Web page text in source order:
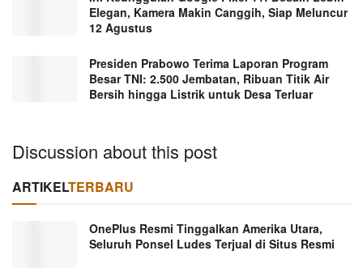
Elegan, Kamera Makin Canggih, Siap Meluncur
12 Agustus
Presiden Prabowo Terima Laporan Program
Besar TNI: 2.500 Jembatan, Ribuan Titik Air
Bersih hingga Listrik untuk Desa Terluar
Discussion about this post
ARTIKELTERBARU
OnePlus Resmi Tinggalkan Amerika Utara,
Seluruh Ponsel Ludes Terjual di Situs Resmi